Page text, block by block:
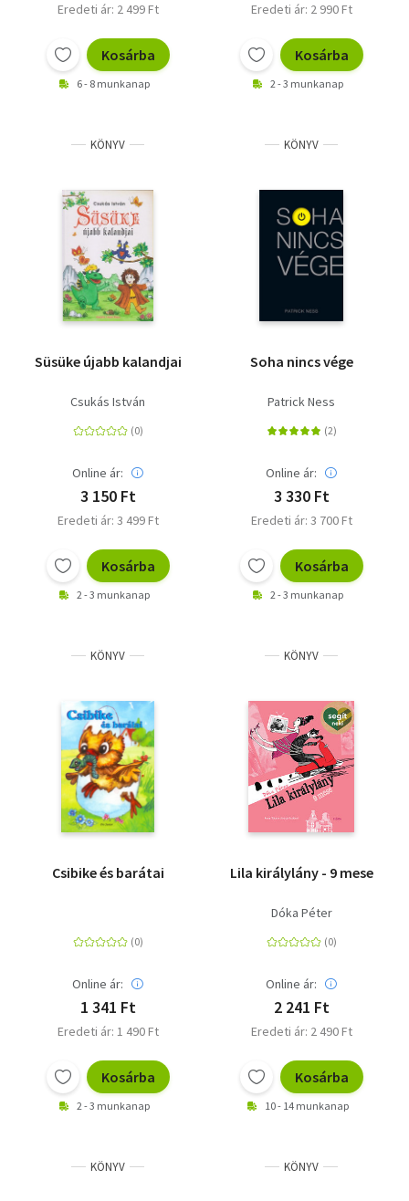
Eredeti ár: 2 499 Ft
Kosárba
6 - 8 munkanap
Eredeti ár: 2 990 Ft
Kosárba
2 - 3 munkanap
KÖNYV
Süsüke újabb kalandjai
Csukás István
Online ár:
3 150 Ft
Eredeti ár: 3 499 Ft
Kosárba
2 - 3 munkanap
KÖNYV
Soha nincs vége
Patrick Ness
Online ár:
3 330 Ft
Eredeti ár: 3 700 Ft
Kosárba
2 - 3 munkanap
KÖNYV
Csibike és barátai
Online ár:
1 341 Ft
Eredeti ár: 1 490 Ft
Kosárba
2 - 3 munkanap
KÖNYV
Lila királylány - 9 mese
Dóka Péter
Online ár:
2 241 Ft
Eredeti ár: 2 490 Ft
Kosárba
10 - 14 munkanap
KÖNYV KÖNYV